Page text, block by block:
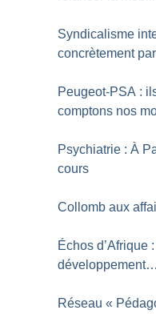
Syndicalisme
concrètement
Peugeot-PSA :
comptons nos
Psychiatrie : À
cours
Collomb aux
Échos d’Afrique
Réseau «